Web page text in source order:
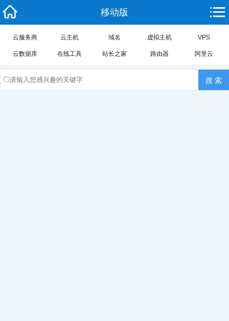
移动版
云服务商 云主机 域名 虚拟主机 VPS
云数据库 在线工具 站长之家 路由器 阿里云